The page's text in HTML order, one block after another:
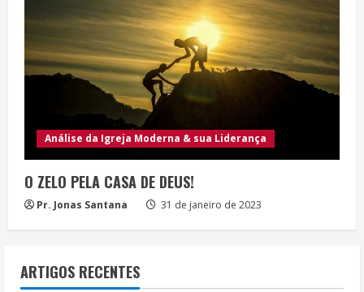
Análise da Igreja Moderna & sua Liderança
O ZELO PELA CASA DE DEUS!
Pr. Jonas Santana 31 de janeiro de 2023
ARTIGOS RECENTES